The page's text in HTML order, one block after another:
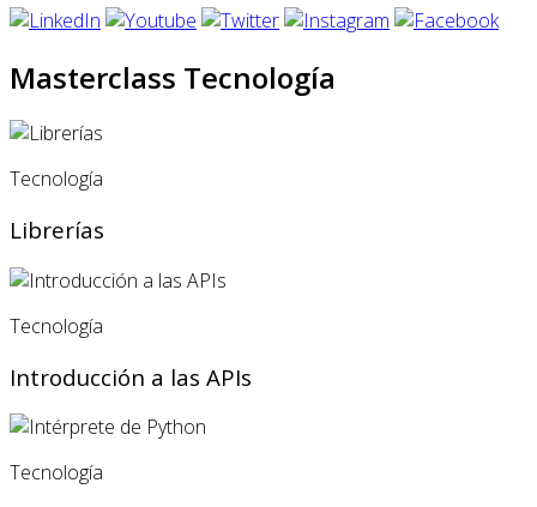
Masterclass Tecnología
Tecnología
Librerías
Tecnología
Introducción a las APIs
Tecnología